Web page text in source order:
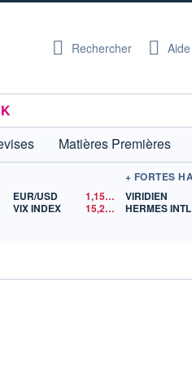
Rechercher Aide
Matières Premières
$US
EUR/USD 1,1524
$US
VIX INDEX
15,28$US
VIRIDIEN
HERMES INTL